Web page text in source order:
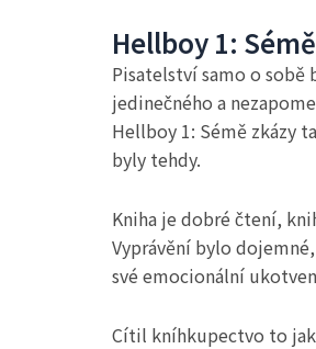
Hellboy 1:
Pisatelství samo o
jedinečného a
Hellboy 1: Sémě zkázy
byly tehdy.
Kniha je dobré čtení,
Vyprávění bylo
své emocionální
Cítil kníhkupectvo to